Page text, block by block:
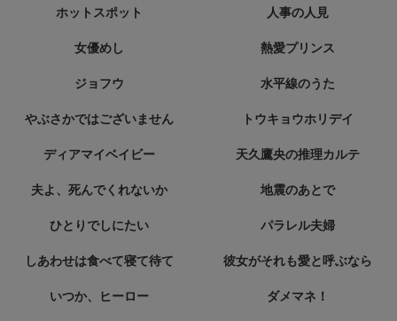
ホットスポット 人事の人見
女優めし 熱愛プリンス
ジョフウ 水平線のうた
やぶさかではございません トウキョウホリデイ
ディアマイベイビー 天久鷹央の推理カルテ
夫よ、死んでくれないか 地震のあとで
ひとりでしにたい パラレル夫婦
しあわせは食べて寝て待て 彼女がそれも愛と呼ぶなら
いつか、ヒーロー ダメマネ！